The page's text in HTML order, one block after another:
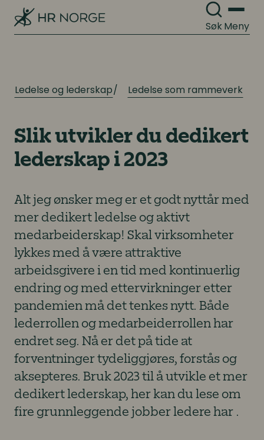
SøkMeny
Ledelse og lederskap Ledelse som rammeverk
Slik utvikler du dedikert
lederskap i 2023
Alt jeg ønsker meg er et godt nyttår med
mer dedikert ledelse og aktivt
medarbeiderskap! Skal virksomheter
lykkes med å være attraktive
arbeidsgivere i en tid med kontinuerlig
endring og med ettervirkninger etter
pandemien må det tenkes nytt. Både
lederrollen og medarbeiderrollen har
endret seg. Nå er det på tide at
forventninger tydeliggjøres, forstås og
aksepteres. Bruk 2023 til å utvikle et mer
dedikert lederskap, her kan du lese om
fire grunnleggende jobber ledere har .